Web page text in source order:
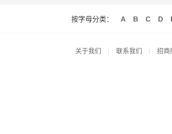
按字母分类： A B C D
关于我们 联系我们 招商